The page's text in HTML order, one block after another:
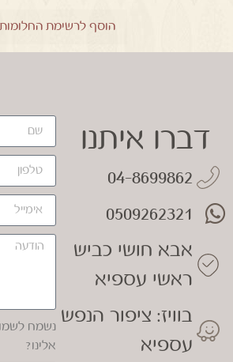
הוסף לרשימת החלומות
דברו איתנו
04-8699862
0509262321
אבא חושי כביש
ראשי עספיא
בוויז: ציפור הנפש
עספיא
נשמח
אלינו?